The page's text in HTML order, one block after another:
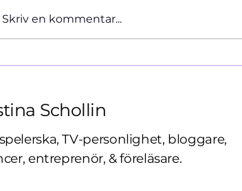
Skriv en kommentar...
Schollin
TV-personlighet, bloggare,
entreprenör, & föreläsare.